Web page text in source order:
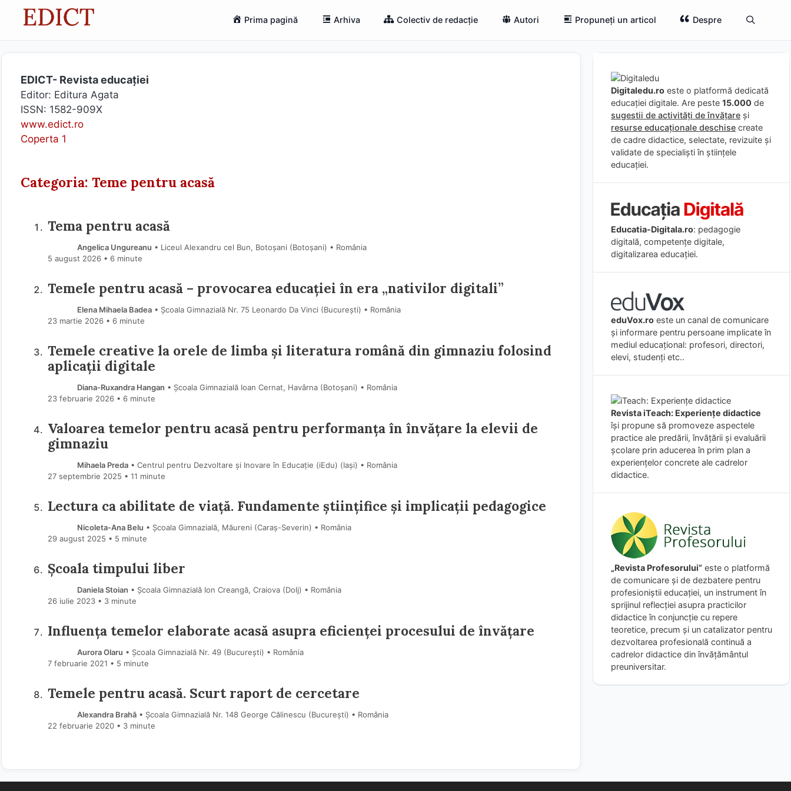
Prima pagină Arhiva Colectiv de redacție Autori Propuneți un articol Despre
EDICT- Revista educației
Editor: Editura Agata
ISSN: 1582-909X
www.edict.ro
Coperta 1
Categoria: Teme pentru acasă
Tema pentru acasă
Angelica Ungureanu • Liceul Alexandru cel Bun, Botoșani (Botoşani) • România
5 august 2026 • 6 minute
Temele pentru acasă – provocarea educației în era „nativilor digitali”
Elena Mihaela Badea• Școala Gimnazială Nr. 75 Leonardo Da Vinci (Bucureşti) • România
23 martie 2026 • 6 minute
Temele creative la orele de limba și literatura română din gimnaziu folosind
aplicații digitale
Diana-Ruxandra Hangan • Școala Gimnazială Ioan Cernat, Havârna (Botoşani) • România
23 februarie 2026 • 6 minute
Valoarea temelor pentru acasă pentru performanța în învățare la elevii de
gimnaziu
Mihaela Preda• Centrul pentru Dezvoltare și Inovare în Educație (iEdu) (Iaşi) • România
27 septembrie 2025 • 11 minute
Lectura ca abilitate de viață. Fundamente științifice și implicații pedagogice
Nicoleta-Ana Belu • Școala Gimnazială, Măureni (Caraş-Severin) • România
29 august 2025 • 5 minute
Școala timpului liber
Daniela Stoian • Școala Gimnazială Ion Creangă, Craiova (Dolj) • România
26 iulie 2023 • 3 minute
Influența temelor elaborate acasă asupra eficienței procesului de învățare
Aurora Olaru • Școala Gimnazială Nr. 49 (Bucureşti) • România
7 februarie 2021 • 5 minute
Temele pentru acasă. Scurt raport de cercetare
Alexandra Brahă• Școala Gimnazială Nr. 148 George Călinescu (Bucureşti) • România
22 februarie 2020 • 3 minute
Digitaledu.ro este o platformă dedicată
educației digitale. Are peste 15.000 de
sugestii de activități de învățare și
resurse educaționale deschise create
de cadre didactice, selectate, revizuite și
validate de specialiști în științele
educației.
Educatia-Digitala.ro: pedagogie
digitală, competențe digitale,
digitalizarea educației.
eduVox.ro este un canal de comunicare
și informare pentru persoane implicate în
mediul educațional: profesori, directori,
elevi, studenți etc..
Revista iTeach: Experienţe didactice
îşi propune să promoveze aspectele
practice ale predării, învăţării şi evaluării
şcolare prin aducerea în prim plan a
experienţelor concrete ale cadrelor
didactice.
„Revista Profesorului” este o platformă
de comunicare și de dezbatere pentru
profesioniștii educației, un instrument în
sprijinul reflecției asupra practicilor
didactice în conjuncție cu repere
teoretice, precum și un catalizator pentru
dezvoltarea profesională continuă a
cadrelor didactice din învățământul
preuniversitar.